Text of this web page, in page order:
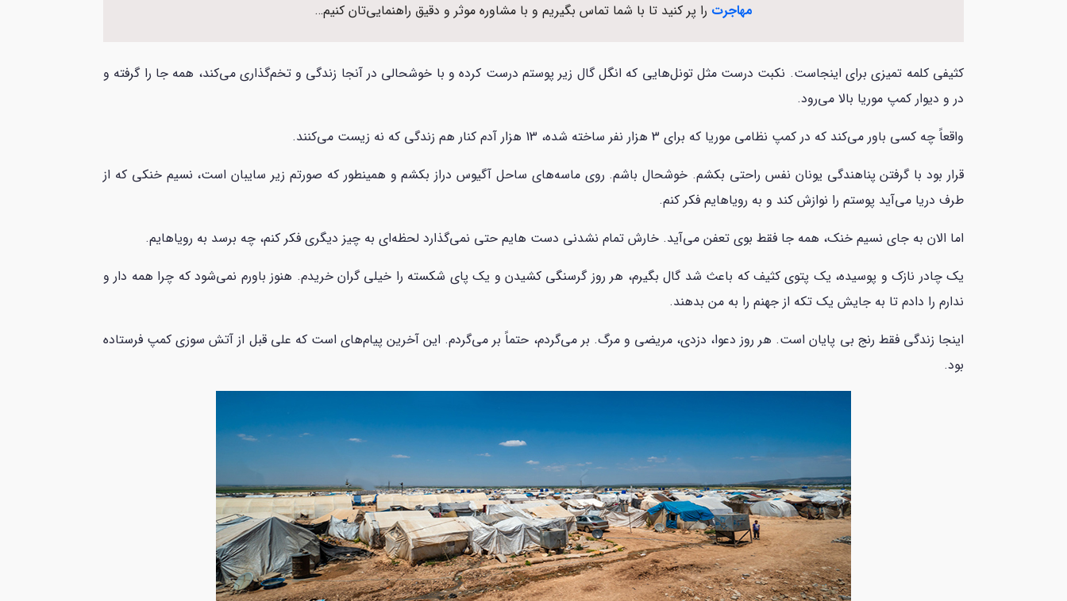
مهاجرت را پر کنید تا با شما تماس بگیریم و با مشاوره موثر و دقیق راهنمایی‌تان کنیم…
کثیفی کلمه تمیزی برای اینجاست. نکبت درست مثل تونل‌هایی که انگل گال زیر پوستم درست کرده و با خوشحالی در آنجا زندگی و تخم‌گذاری می‌کند، همه جا را گرفته و
در و دیوار کمپ موریا بالا می‌رود.
واقعاً چه کسی باور می‌کند که در کمپ نظامی موریا که برای 3 هزار نفر ساخته شده، 13 هزار آدم کنار هم زندگی که نه زیست می‌کنند.
قرار بود با گرفتن پناهندگی یونان نفس راحتی بکشم. خوشحال باشم. روی ماسه‌های ساحل آگیوس دراز بکشم و همینطور که صورتم زیر سایبان است، نسیم خنکی که از
طرف دریا می‌آید پوستم را نوازش کند و به رویاهایم فکر کنم.
اما الان به جای نسیم خنک، همه جا فقط بوی تعفن می‌آید. خارش تمام نشدنی دست هایم حتی نمی‌گذارد لحظه‌ای به چیز دیگری فکر کنم، چه برسد به رویاهایم.
یک چادر نازک و پوسیده، یک پتوی کثیف که باعث شد گال بگیرم، هر روز گرسنگی کشیدن و یک پای شکسته را خیلی گران خریدم. هنوز باورم نمی‌شود که چرا همه دار و
ندارم را دادم تا به جایش یک تکه از جهنم را به من بدهند.
اینجا زندگی فقط رنج بی پایان است. هر روز دعوا، دزدی، مریضی و مرگ. بر می‌گردم، حتماً بر می‌گردم. این آخرین پیام‌های است که علی قبل از آتش سوزی کمپ فرستاده
بود.